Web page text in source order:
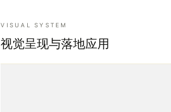
VISUAL SYSTEM
视觉呈现与落地应用